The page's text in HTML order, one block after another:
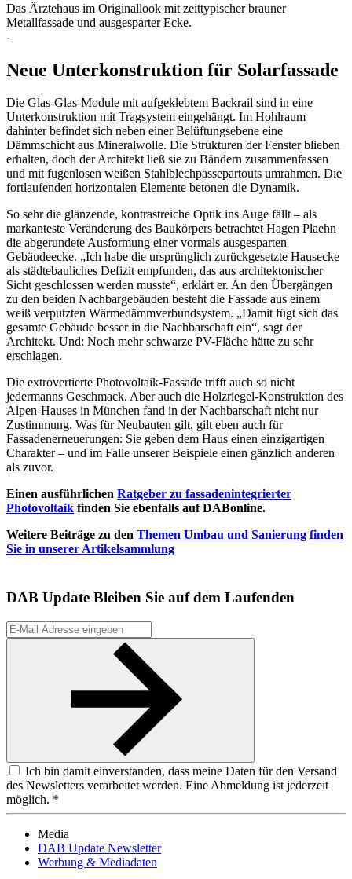
Das Ärztehaus im Originallook mit zeittypischer brauner
Metallfassade und ausgesparter Ecke.
-
Neue Unterkonstruktion für Solarfassade
Die Glas-Glas-Module mit aufgeklebtem Backrail sind in eine
Unterkonstruktion mit Tragsystem eingehängt. Im Hohlraum
dahinter befindet sich neben einer Belüftungsebene eine
Dämmschicht aus Mineralwolle. Die Strukturen der Fenster blieben
erhalten, doch der Architekt ließ sie zu Bändern zusammenfassen
und mit fugenlosen weißen Stahlblechpassepartouts umrahmen. Die
fortlaufenden horizontalen Elemente betonen die Dynamik.
So sehr die glänzende, kontrastreiche Optik ins Auge fällt – als
markanteste Veränderung des Baukörpers betrachtet Hagen Plaehn
die abgerundete Ausformung einer vormals ausgesparten
Gebäudeecke. „Ich habe die ursprünglich zurückgesetzte Hausecke
als städtebauliches Defizit empfunden, das aus architektonischer
Sicht geschlossen werden musste“, erklärt er. An den Übergängen
zu den beiden Nachbargebäuden besteht die Fassade aus einem
weiß verputzten Wärmedämmverbundsystem. „Damit fügt sich das
gesamte Gebäude besser in die Nachbarschaft ein“, sagt der
Architekt. Und: Noch mehr schwarze PV-Fläche hätte zu sehr
erschlagen.
Die extrovertierte Photovoltaik-Fassade trifft auch so nicht
jedermanns Geschmack. Aber auch die Holzriegel-Konstruktion des
Alpen-Hauses in München fand in der Nachbarschaft nicht nur
Zustimmung. Was für Neubauten gilt, gilt eben auch für
Fassadenerneuerungen: Sie geben dem Haus einen einzigartigen
Charakter – und im Falle unserer Beispiele einen gänzlich anderen
als zuvor.
Einen ausführlichen Ratgeber zu fassadenintegrierter
Photovoltaik finden Sie ebenfalls auf DABonline.
Weitere Beiträge zu den Themen Umbau und Sanierung finden
Sie in unserer Artikelsammlung
DAB Update Bleiben Sie auf dem Laufenden
Ich bin damit einverstanden, dass meine Daten für den Versand
des Newsletters verarbeitet werden. Eine Abmeldung ist jederzeit
möglich. *
Media
DAB Update Newsletter
Werbung & Mediadaten